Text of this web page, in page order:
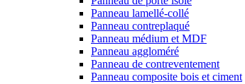
Panneau lamellé-collé
Panneau contreplaqué
Panneau médium et MDF
Panneau aggloméré
Panneau de contreventement
Panneau composite bois et ciment